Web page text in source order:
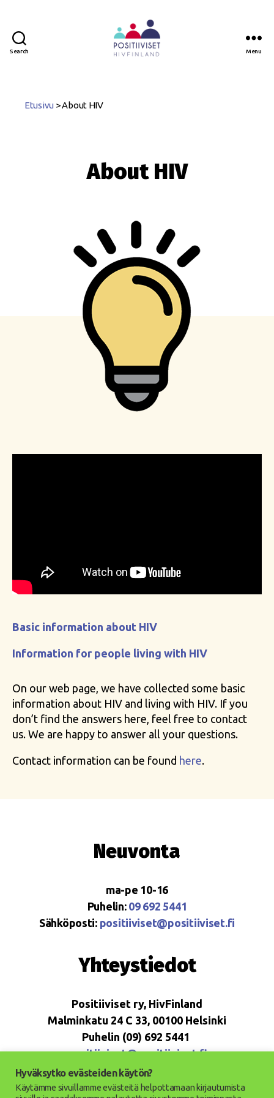
Search Menu
Etusivu >About HIV
About HIV
Basic information about HIV
Information for people living with HIV
On our web page, we have collected some basic
information about HIV and living with HIV. If you
don’t find the answers here, feel free to contact
us. We are happy to answer all your questions.
Contact information can be found here.
Neuvonta
ma-pe 10-16
Puhelin: 09 692 5441
Sähköposti: positiiviset@positiiviset.fi
Yhteystiedot
Positiiviset ry, HivFinland
Malminkatu 24 C 33, 00100 Helsinki
Puhelin (09) 692 5441
positiiviset@positiiviset.fi
Hyväksytko evästeiden käytön?
Käytämme sivuillamme evästeitä helpottamaan kirjautumista